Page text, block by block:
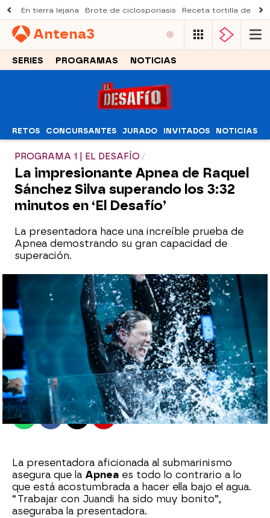
En tierra lejana Brote de ciclosporiasis Receta tortilla de
Antena3
SERIES PROGRAMAS NOTICIAS
RETOS CONCURSANTES JURADO INVITADOS NOTICIAS
PROGRAMA 1 | EL DESAFÍO
La impresionante Apnea de Raquel
Sánchez Silva superando los 3:32
minutos en ‘El Desafío’
La presentadora hace una increíble prueba de
Apnea demostrando su gran capacidad de
superación.
antena3.com
Madrid
Publicado: 11 de marzo de 2022, 23:14
WhatsappFacebook
X Flipboard
La presentadora aficionada al submarinismo
asegura que la Apnea es todo lo contrario a lo
que está acostumbrada a hacer ella bajo el agua.
“Trabajar con Juandi ha sido muy bonito”,
aseguraba la presentadora.